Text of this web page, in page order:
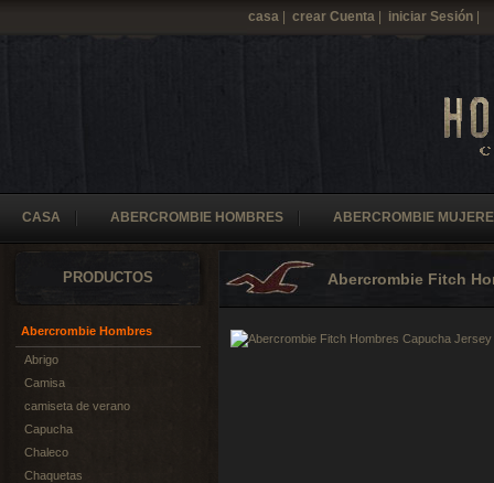
casa crear Cuenta iniciar Sesión
CASA ABERCROMBIE HOMBRES ABERCROMBIE
PRODUCTOS
Abercrombie Hombres
Abrigo
Camisa
camiseta de verano
Capucha
Chaleco
Chaquetas
Abercrombie Fitch